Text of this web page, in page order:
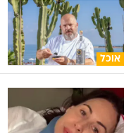
אוכל